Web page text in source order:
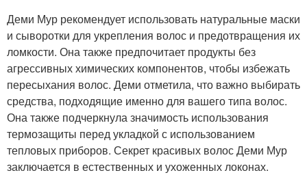
Деми Мур рекомендует использовать натуральные маски
и сыворотки для укрепления волос и предотвращения их
ломкости. Она также предпочитает продукты без
агрессивных химических компонентов, чтобы избежать
пересыхания волос. Деми отметила, что важно выбирать
средства, подходящие именно для вашего типа волос.
Она также подчеркнула значимость использования
термозащиты перед укладкой с использованием
тепловых приборов. Секрет красивых волос Деми Мур
заключается в естественных и ухоженных локонах.